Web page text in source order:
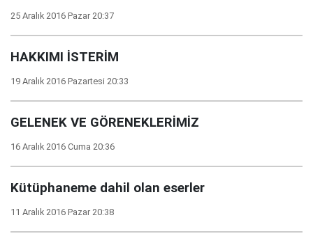
25 Aralık 2016 Pazar 20:37
HAKKIMI İSTERİM
19 Aralık 2016 Pazartesi 20:33
GELENEK VE GÖRENEKLERİMİZ
16 Aralık 2016 Cuma 20:36
Kütüphaneme dahil olan eserler
11 Aralık 2016 Pazar 20:38